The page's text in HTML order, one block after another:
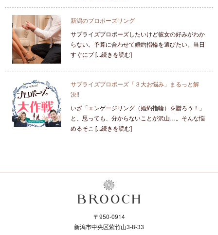
新潟のプロポーズリング
サプライズプロポーズしたいけど彼女の好みがわか
らない。予算に合わせて婚約指輪を選びたい。当日
すぐにプ [...続きを読む]
サプライズプロポーズ「３大お悩み」まるっと解
決!!
いざ「エンゲージリング（婚約指輪）を贈ろう！」
と、思っても、分からないことが沢山…。そんな悩
めるそこ [...続きを読む]
〒950-0914
新潟市中央区紫竹山3-8-33